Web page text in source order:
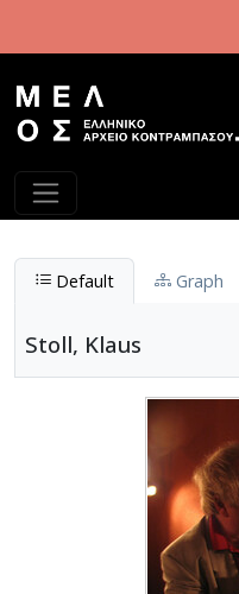
Default Graph
Stoll, Klaus